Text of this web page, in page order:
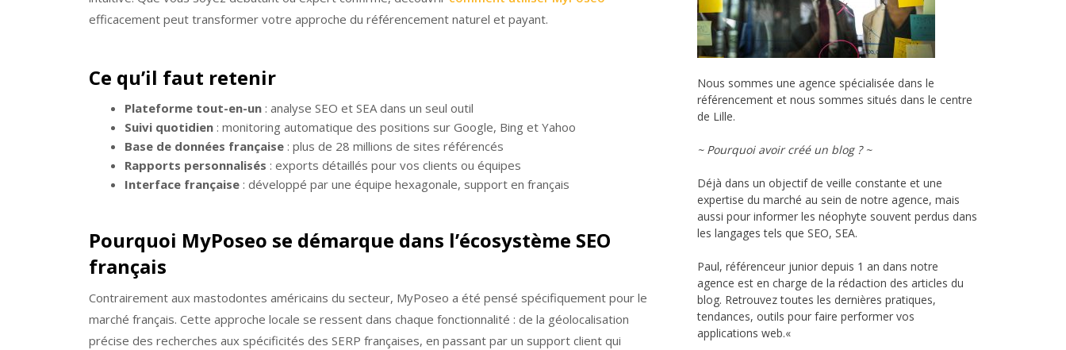
efficacement peut transformer votre approche du référencement naturel et payant.
Ce qu’il faut retenir
Plateforme tout-en-un : analyse SEO et SEA dans un seul outil
Suivi quotidien : monitoring automatique des positions sur Google, Bing et Yahoo
Base de données française : plus de 28 millions de sites référencés
Rapports personnalisés : exports détaillés pour vos clients ou équipes
Interface française : développé par une équipe hexagonale, support en français
Pourquoi MyPoseo se démarque dans l’écosystème SEO
français
Contrairement aux mastodontes américains du secteur, MyPoseo a été pensé spécifiquement pour le
marché français. Cette approche locale se ressent dans chaque fonctionnalité : de la géolocalisation
précise des recherches aux spécificités des SERP françaises, en passant par un support client qui
Nous sommes une agence spécialisée dans le
référencement et nous sommes situés dans le centre
de Lille.
~ Pourquoi avoir créé un blog ? ~
Déjà dans un objectif de veille constante et une
expertise du marché au sein de notre agence, mais
aussi pour informer les néophyte souvent perdus dans
les langages tels que SEO, SEA.
Paul, référenceurjunior depuis 1 an dans notre
agence est en charge de la rédaction des articles du
blog. Retrouvez toutes les dernières pratiques,
tendances, outils pour faire performer vos
applications web.«